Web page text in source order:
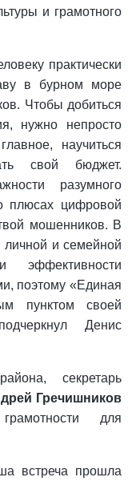
и грамотного
практически
в бурном море
Чтобы добиться
нужно непросто
научиться
свой бюджет.
разумного
плюсах цифровой
мошенников. В
и семейной
эффективности
поэтому «Единая
пунктом своей
Денис
секретарь
Гречишников
для
встреча прошла